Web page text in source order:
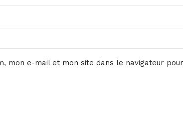
mon e-mail et mon site dans le navigateur